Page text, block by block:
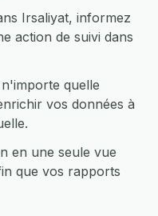
Irsaliyat, informez
action de suivi dans
quelle
vos données à
en une seule vue
que vos rapports